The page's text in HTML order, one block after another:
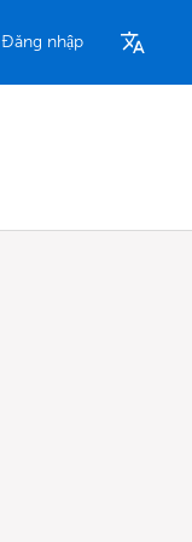
Đăng nhập